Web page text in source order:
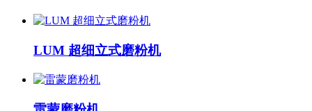
LUM 超细立式磨粉机